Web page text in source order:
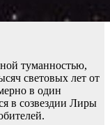
туманностью,
световых лет от
в один
в созвездии Лиры